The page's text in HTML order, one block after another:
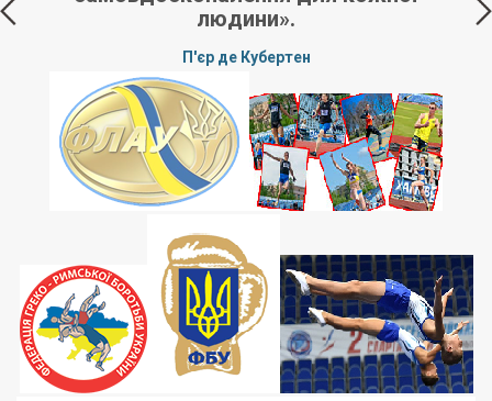
людини».
П'єр де Кубертен